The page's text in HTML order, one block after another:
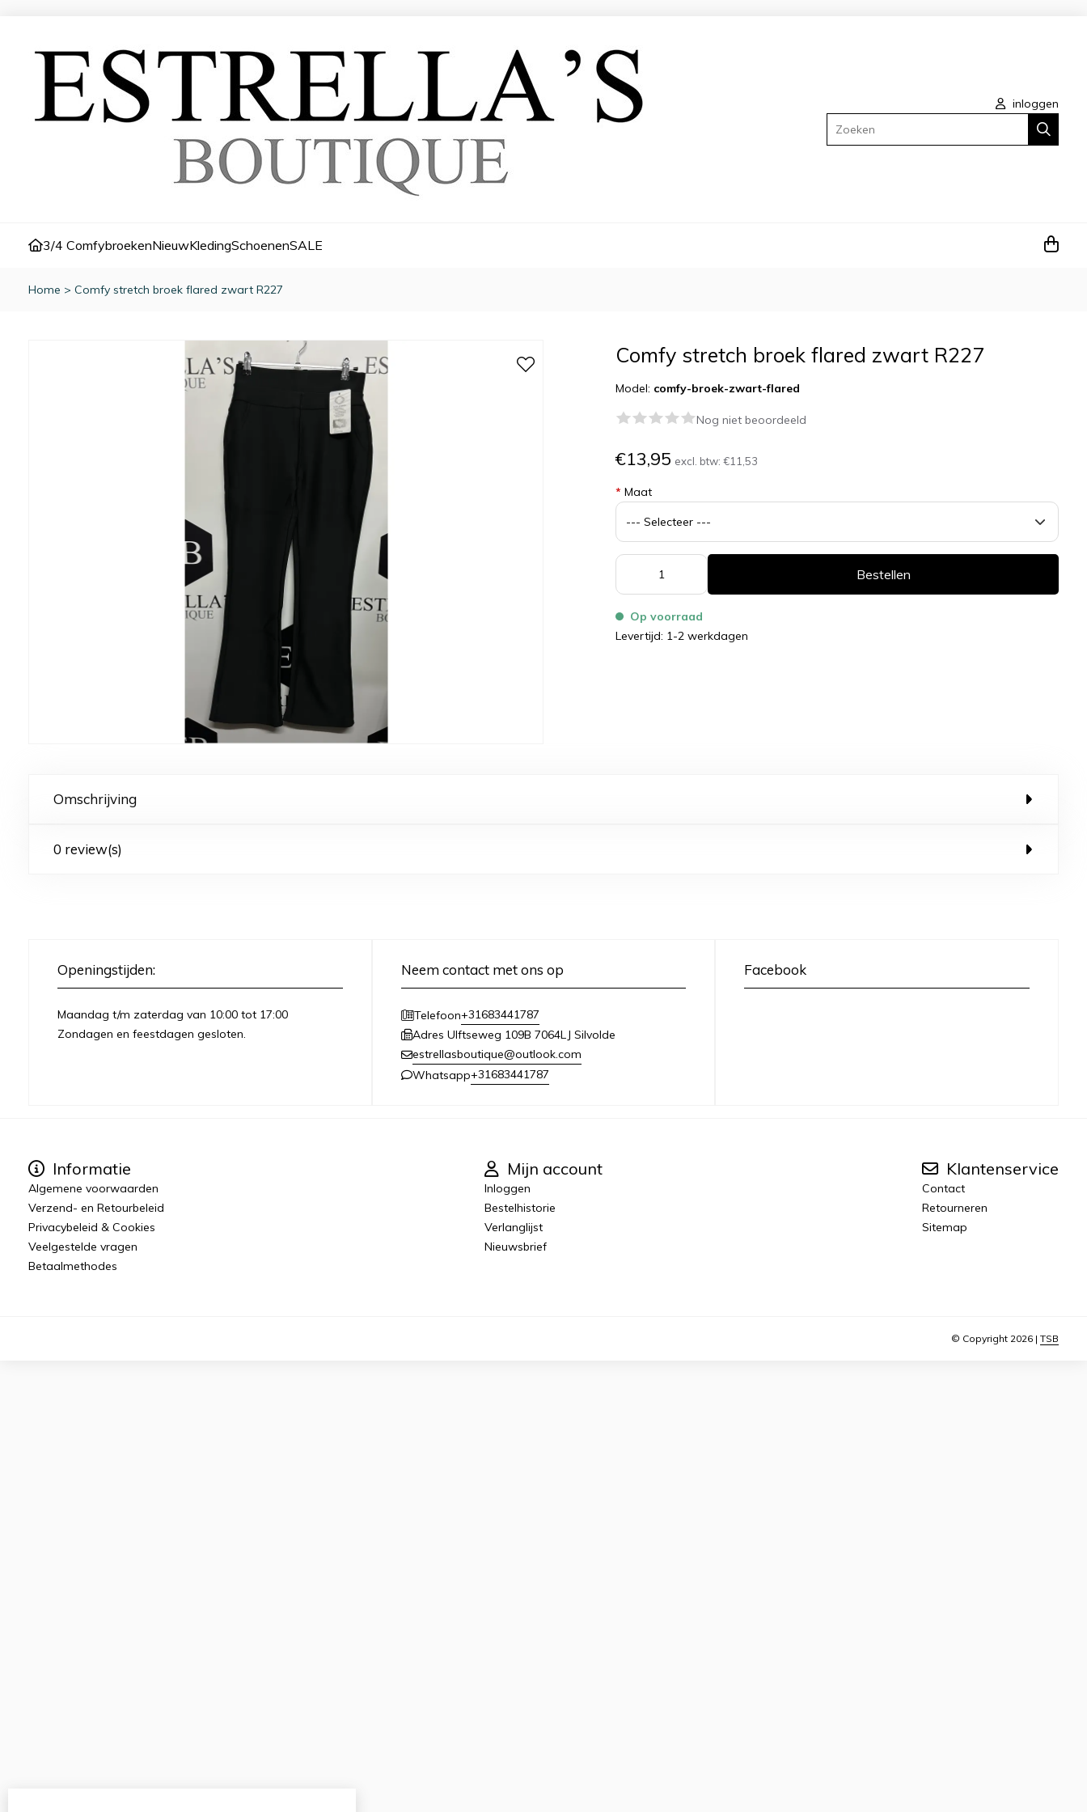
inloggen
3/4 ComfybroekenNieuwKledingSchoenenSALE
Home > Comfy stretch broek flared zwart R227
Comfy stretch broek flared zwart R227
Model: comfy-broek-zwart-flared
Nog niet beoordeeld
€13,95 excl. btw:€11,53
* Maat
Bestellen
Op voorraad
Levertijd: 1-2 werkdagen
Omschrijving
0 review(s)
Openingstijden:
Maandag t/m zaterdag van 10:00 tot 17:00
Zondagen en feestdagen gesloten.
Neem contact met ons op
Telefoon+31683441787
Adres Ulftseweg 109B 7064LJ Silvolde
estrellasboutique@outlook.com
Whatsapp+31683441787
Facebook
Informatie
Algemene voorwaarden
Verzend- en Retourbeleid
Privacybeleid & Cookies
Veelgestelde vragen
Betaalmethodes
Mijn account
Inloggen
Bestelhistorie
Verlanglijst
Nieuwsbrief
Klantenservice
Contact
Retourneren
Sitemap
© Copyright 2026 | TSB